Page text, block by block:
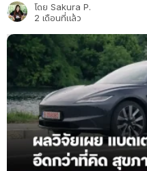
โดย Sakura P.
2 เดือนที่แล้ว